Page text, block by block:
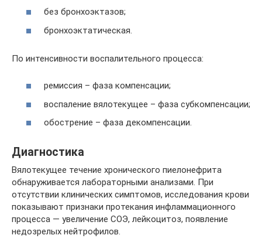
без бронхоэктазов;
бронхоэктатическая.
По интенсивности воспалительного процесса:
ремиссия – фаза компенсации;
воспаление вялотекущее – фаза субкомпенсации;
обострение – фаза декомпенсации.
Диагностика
Вялотекущее течение хронического пиелонефрита
обнаруживается лабораторными анализами. При
отсутствии клинических симптомов, исследования крови
показывают признаки протекания инфламмационного
процесса — увеличение СОЭ, лейкоцитоз, появление
недозрелых нейтрофилов.